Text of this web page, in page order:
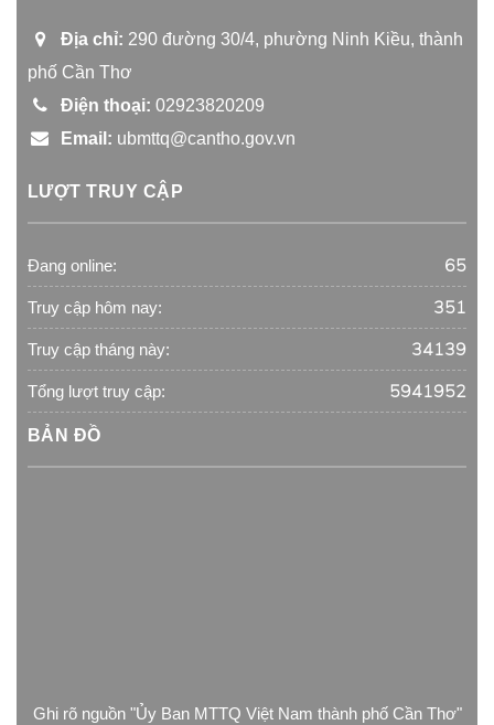
Địa chỉ: 290 đường 30/4, phường Ninh Kiều, thành
phố Cần Thơ
Điện thoại: 02923820209
Email: ubmttq@cantho.gov.vn
LƯỢT TRUY CẬP
Đang online: 65
Truy cập hôm nay: 351
Truy cập tháng này: 34139
Tổng lượt truy cập: 5941952
BẢN ĐỒ
Ghi rõ nguồn "Ủy Ban MTTQ Việt Nam thành phố Cần Thơ"